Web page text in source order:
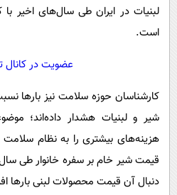
لبنیات در ایران طی سال‌های
است.
عضویت در کانال
کارشناسان حوزه سلامت نیز بارها
شیر و لبنیات هشدار داده‌اند؛
هزینه‌های بیشتری را به نظام
قیمت شیر خام بر سفره خانوار طی
دنبال آن قیمت محصولات لبنی بارها